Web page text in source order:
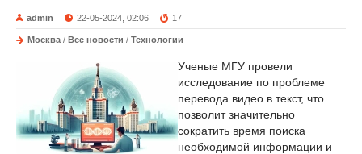
admin 22-05-2024, 02:06 17
Москва / Все новости / Технологии
Ученые МГУ провели
исследование по проблеме
перевода видео в текст, что
позволит значительно
сократить время поиска
необходимой информации и